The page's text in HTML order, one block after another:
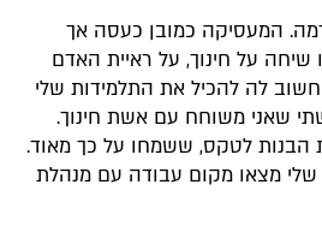
המעסיקה כמובן כעסה אך
שיחה על חינוך, על ראיית האדם
לה להכיל את התלמידות שלי
שאני משוחח עם אשת חינוך.
לטקס, ששמחו על כך מאוד.
מצאו מקום עבודה עם מנהלת